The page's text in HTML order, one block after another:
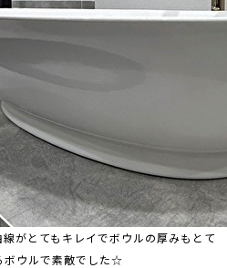
がとてもキレイでボウルの厚みもとて
ボウルで素敵でした☆